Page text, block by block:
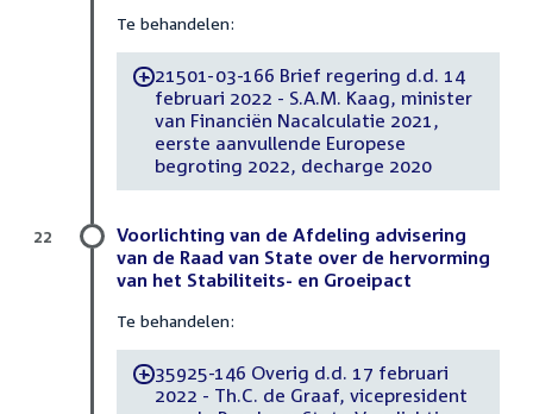
Te behandelen:
-21501-03-166 Brief regering d.d. 14
februari 2022 - S.A.M. Kaag, minister
van Financiën Nacalculatie 2021,
eerste aanvullende Europese
begroting 2022, decharge 2020
Voorlichting van de Afdeling advisering
van de Raad van State over de hervorming
van het Stabiliteits- en Groeipact
Te behandelen:
-35925-146 Overig d.d. 17 februari
2022 - Th.C. de Graaf, vicepresident
22